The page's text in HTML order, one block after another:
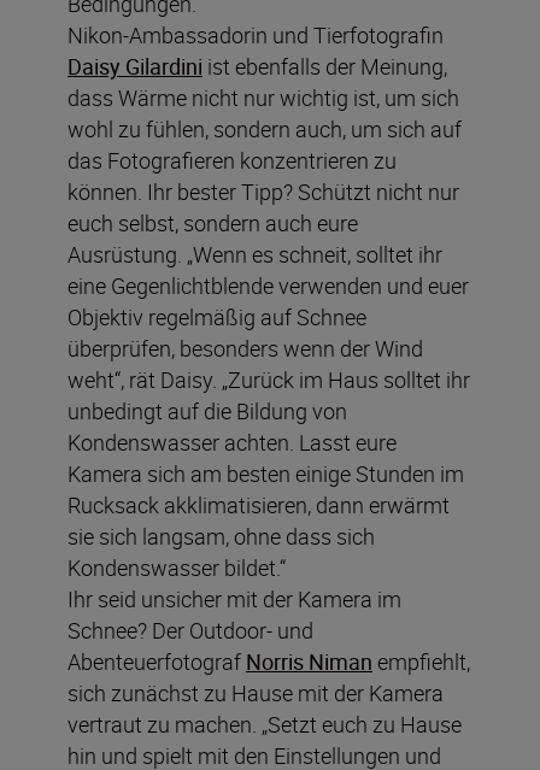
Nikon-Ambassadorin und Tierfotografin
Daisy Gilardini ist ebenfalls der Meinung,
dass Wärme nicht nur wichtig ist, um sich
wohl zu fühlen, sondern auch, um sich auf
das Fotografieren konzentrieren zu
können. Ihr bester Tipp? Schützt nicht nur
euch selbst, sondern auch eure
Ausrüstung. „Wenn es schneit, solltet ihr
eine Gegenlichtblende verwenden und euer
Objektiv regelmäßig auf Schnee
überprüfen, besonders wenn der Wind
weht“, rät Daisy. „Zurück im Haus solltet ihr
unbedingt auf die Bildung von
Kondenswasser achten. Lasst eure
Kamera sich am besten einige Stunden im
Rucksack akklimatisieren, dann erwärmt
sie sich langsam, ohne dass sich
Kondenswasser bildet.“
Ihr seid unsicher mit der Kamera im
Schnee? Der Outdoor- und
Abenteuerfotograf Norris Niman empfiehlt,
sich zunächst zu Hause mit der Kamera
vertraut zu machen. „Setzt euch zu Hause
hin und spielt mit den Einstellungen und